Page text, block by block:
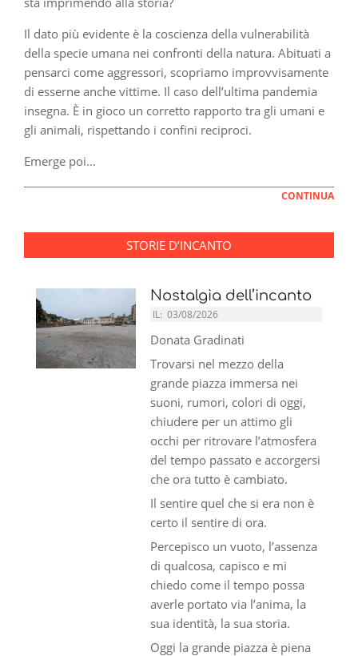
Il dato più evidente è la coscienza della vulnerabilità
della specie umana nei confronti della natura. Abituati a
pensarci come aggressori, scopriamo improvvisamente
di esserne anche vittime. Il caso dell’ultima pandemia
insegna. È in gioco un corretto rapporto tra gli umani e
gli animali, rispettando i confini reciproci.
Emerge poi…
CONTINUA
STORIE D’INCANTO
Nostalgia dell’incanto
IL: 03/08/2026
Donata Gradinati
Trovarsi nel mezzo della
grande piazza immersa nei
suoni, rumori, colori di oggi,
chiudere per un attimo gli
occhi per ritrovare l’atmosfera
del tempo passato e accorgersi
che ora tutto è cambiato.
Il sentire quel che si era non è
certo il sentire di ora.
Percepisco un vuoto, l’assenza
di qualcosa, capisco e mi
chiedo come il tempo possa
averle portato via l’anima, la
sua identità, la sua storia.
Oggi la grande piazza è piena